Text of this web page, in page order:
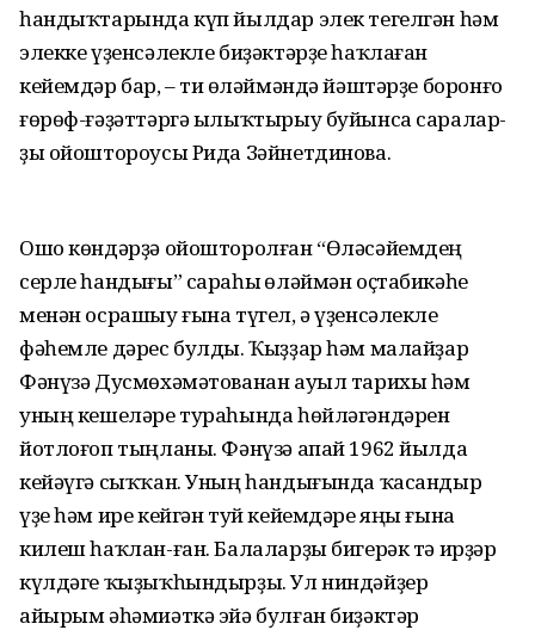
һандыҡтарында күп йылдар элек тегелгән һәм
элекке үҙенсәлекле биҙәктәрҙе һаҡлаған
кейемдәр бар, – ти Һөләймәндә йәштәрҙе боронғо
ғөрөф-ғәҙәттәргә ылыҡтырыу буйынса саралар-
ҙы ойоштороусы Рида Зәйнетдинова.
Ошо көндәрҙә ойошторолған “Өләсәйемдең
серле һандығы” сараһы Һөләймән оҫтабикәһе
менән осрашыу ғына түгел, ә үҙенсәлекле
фәһемле дәрес булды. Ҡыҙҙар һәм малайҙар
Фәнүзә Дусмөхәмәтованан ауыл тарихы һәм
уның кешеләре тураһында һөйләгәндәрен
йотлоғоп тыңланы. Фәнүзә апай 1962 йылда
кейәүгә сыҡҡан. Уның һандығында ҡасандыр
үҙе һәм ире кейгән туй кейемдәре яңы ғына
килеш һаҡлан-ған. Балаларҙы бигерәк тә ирҙәр
күлдәге ҡыҙыҡһындырҙы. Ул ниндәйҙер
айырым әһәмиәткә эйә булған биҙәктәр